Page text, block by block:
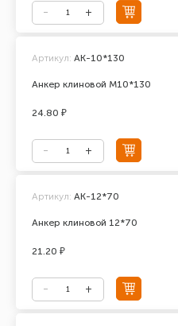
Анкер клиновой М10*130
Артикул: АК-10*130
24.80 ₽
Анкер клиновой 12*70
Артикул: АК-12*70
21.20 ₽